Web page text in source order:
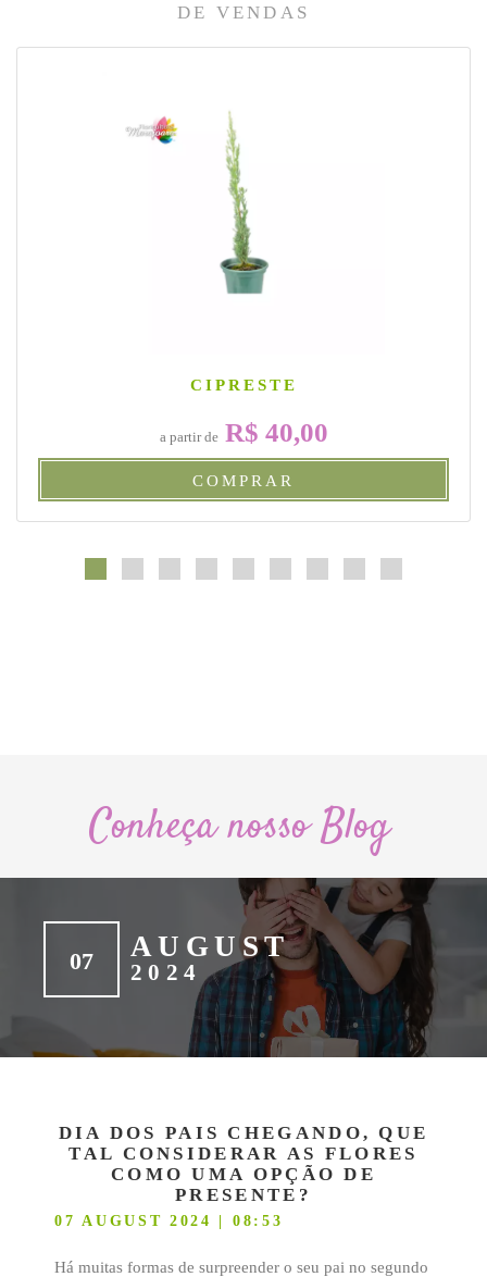
DE VENDAS
CIPRESTE
a partir deR$ 40,00
COMPRAR
Conheça nosso Blog
07 AUGUST
2024
DIA DOS PAIS CHEGANDO, QUE
TAL CONSIDERAR AS FLORES
COMO UMA OPÇÃO DE
PRESENTE?
07 AUGUST 2024 | 08:53
Há muitas formas de surpreender o seu pai no segundo